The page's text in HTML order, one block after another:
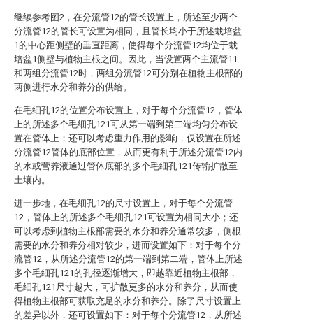
继续参考图2，在分流管12的管长设置上，所述至少两个
分流管12的管长可设置为相同，且管长均小于所述栽培盆
1的中心距侧壁的垂直距离，使得每个分流管12均位于栽
培盆1侧壁与植物主根之间。因此，当设置两个主流管11
和两组分流管12时，两组分流管12可分别在植物主根部的
两侧进行水分和养分的供给。
在毛细孔12的位置分布设置上，对于每个分流管12，管体
上的所述多个毛细孔121可从第一端到第二端均匀分布设
置在管体上；还可以考虑重力作用的影响，仅设置在所述
分流管12管体的底部位置，从而更有利于所述分流管12内
的水或营养液通过管体底部的多个毛细孔121传输扩散至
土壤内。
进一步地，在毛细孔12的尺寸设置上，对于每个分流管
12，管体上的所述多个毛细孔121可设置为相同大小；还
可以考虑到植物主根部需要的水分和养分通常较多，侧根
需要的水分和养分相对较少，进而设置如下：对于每个分
流管12，从所述分流管12的第一端到第二端，管体上所述
多个毛细孔121的孔径逐渐增大，即越靠近植物主根部，
毛细孔121尺寸越大，可扩散更多的水分和养分，从而使
得植物主根部可获取充足的水分和养分。除了尺寸设置上
的差异以外，还可设置如下：对于每个分流管12，从所述